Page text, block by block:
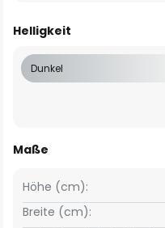
Helligkeit
Dunkel
Maße
Breite (cm):
Höhe (cm):